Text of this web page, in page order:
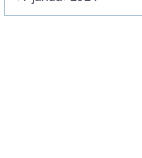
i Det Cent...